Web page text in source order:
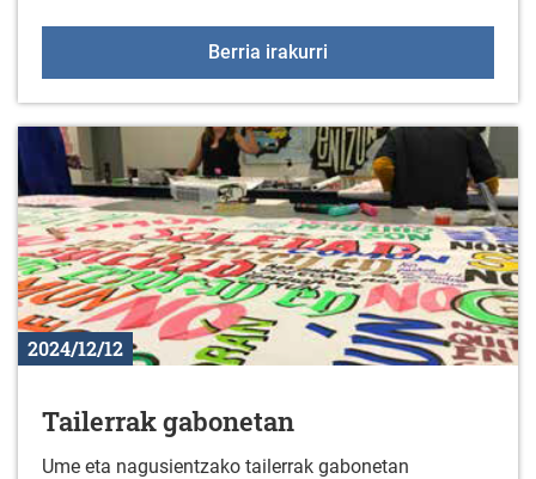
Berria irakurri
2024/12/12
Tailerrak gabonetan
Ume eta nagusientzako tailerrak gabonetan